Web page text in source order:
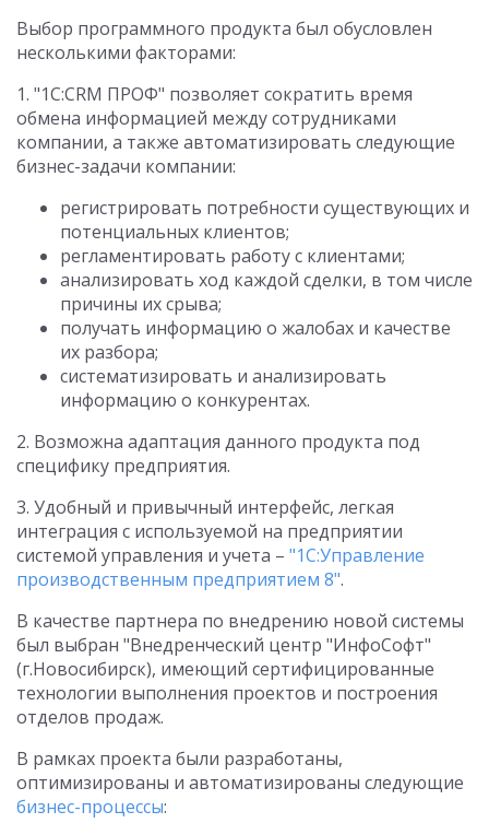
Выбор программного продукта был обусловлен
несколькими факторами:
1. "1С:CRM ПРОФ" позволяет сократить время
обмена информацией между сотрудниками
компании, а также автоматизировать следующие
бизнес-задачи компании:
регистрировать потребности существующих и
потенциальных клиентов;
регламентировать работу с клиентами;
анализировать ход каждой сделки, в том числе
причины их срыва;
получать информацию о жалобах и качестве
их разбора;
систематизировать и анализировать
информацию о конкурентах.
2. Возможна адаптация данного продукта под
специфику предприятия.
3. Удобный и привычный интерфейс, легкая
интеграция с используемой на предприятии
системой управления и учета – "1С:Управление
производственным предприятием 8".
В качестве партнера по внедрению новой системы
был выбран "Внедренческий центр "ИнфоСофт"
(г.Новосибирск), имеющий сертифицированные
технологии выполнения проектов и построения
отделов продаж.
В рамках проекта были разработаны,
оптимизированы и автоматизированы следующие
бизнес-процессы: